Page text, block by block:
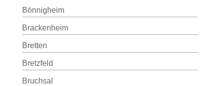
Bönnigheim
Brackenheim
Bretten
Bretzfeld
Bruchsal